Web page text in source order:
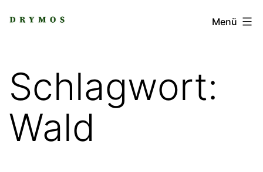
DRYMOS Menü
Schlagwort:
Wald